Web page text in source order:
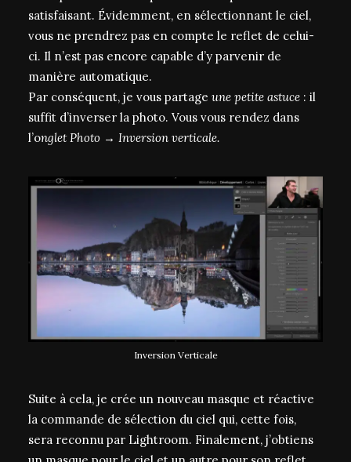
satisfaisant. Évidemment, en sélectionnant le ciel,
vous ne prendrez pas en compte le reflet de celui-
ci. Il n’est pas encore capable d’y parvenir de
manière automatique.
Par conséquent, je vous partage une petite astuce : il
suffit d’inverser la photo. Vous vous rendez dans
l’onglet Photo → Inversion verticale.
Inversion Verticale
Suite à cela, je crée un nouveau masque et réactive
la commande de sélection du ciel qui, cette fois,
sera reconnu par Lightroom. Finalement, j’obtiens